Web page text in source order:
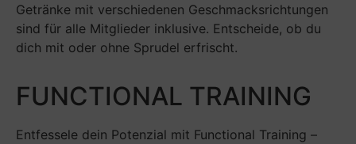
Getränke mit verschiedenen Geschmacksrichtungen
sind für alle Mitglieder inklusive. Entscheide, ob du
dich mit oder ohne Sprudel erfrischt.
FUNCTIONAL TRAINING
Entfessele dein Potenzial mit Functional Training –